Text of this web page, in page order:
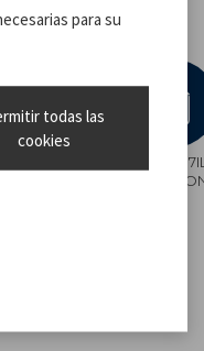
para su
todas las
cookies